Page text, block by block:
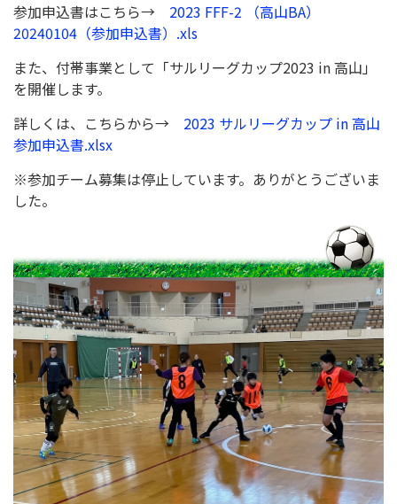
参加申込書はこちら→ 2023 FFF-2 （高山BA）
20240104（参加申込書）.xls
また、付帯事業として「サルリーグカップ2023 in 高山」
を開催します。
詳しくは、こちらから→ 2023 サルリーグカップ in 高山
参加申込書.xlsx
※参加チーム募集は停止しています。ありがとうございま
した。